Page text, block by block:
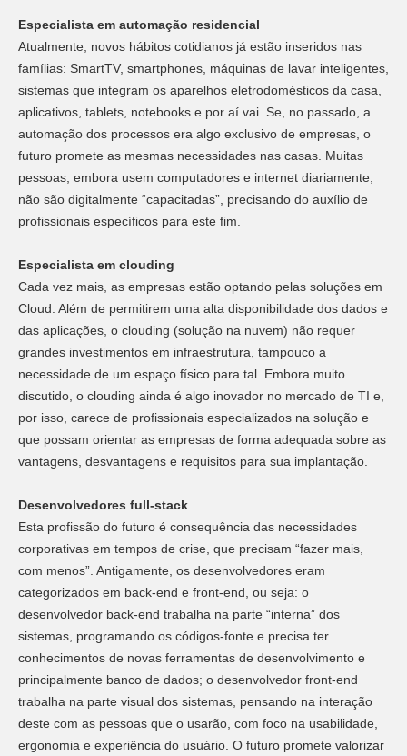
Especialista em automação residencial
Atualmente, novos hábitos cotidianos já estão inseridos nas
famílias: SmartTV, smartphones, máquinas de lavar inteligentes,
sistemas que integram os aparelhos eletrodomésticos da casa,
aplicativos, tablets, notebooks e por aí vai. Se, no passado, a
automação dos processos era algo exclusivo de empresas, o
futuro promete as mesmas necessidades nas casas. Muitas
pessoas, embora usem computadores e internet diariamente,
não são digitalmente “capacitadas”, precisando do auxílio de
profissionais específicos para este fim.
Especialista em clouding
Cada vez mais, as empresas estão optando pelas soluções em
Cloud. Além de permitirem uma alta disponibilidade dos dados e
das aplicações, o clouding (solução na nuvem) não requer
grandes investimentos em infraestrutura, tampouco a
necessidade de um espaço físico para tal. Embora muito
discutido, o clouding ainda é algo inovador no mercado de TI e,
por isso, carece de profissionais especializados na solução e
que possam orientar as empresas de forma adequada sobre as
vantagens, desvantagens e requisitos para sua implantação.
Desenvolvedores full-stack
Esta profissão do futuro é consequência das necessidades
corporativas em tempos de crise, que precisam “fazer mais,
com menos”. Antigamente, os desenvolvedores eram
categorizados em back-end e front-end, ou seja: o
desenvolvedor back-end trabalha na parte “interna” dos
sistemas, programando os códigos-fonte e precisa ter
conhecimentos de novas ferramentas de desenvolvimento e
principalmente banco de dados; o desenvolvedor front-end
trabalha na parte visual dos sistemas, pensando na interação
deste com as pessoas que o usarão, com foco na usabilidade,
ergonomia e experiência do usuário. O futuro promete valorizar